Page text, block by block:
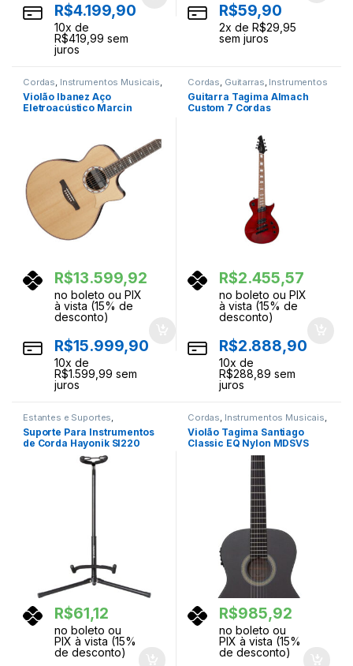
R$4.199,90
10x de
R$419,99 sem
juros
R$59,90
2x de R$29,95
sem juros
Cordas, Instrumentos Musicais,
Violoes
Violão Ibanez Aço
Eletroacústico Marcin
R$13.599,92
no boleto ou PIX
à vista (15% de
desconto)
R$15.999,90
10x de
R$1.599,99 sem
juros
Cordas, Guitarras, Instrumentos
Musicais
Guitarra Tagima Almach
Custom 7 Cordas
R$2.455,57
no boleto ou PIX
à vista (15% de
desconto)
R$2.888,90
10x de
R$288,89 sem
juros
Estantes e Suportes
Instrumentos Musicais
Acessorios
Suporte Para Instrumentos
de Corda Hayonik SI220
R$61,12
no boleto ou
PIX à vista (15%
de desconto)
Cordas Instrumentos Musicais
Violoes
Violão Tagima Santiago
Classic EQ Nylon MDSVS
R$985,92
no boleto ou
PIX à vista (15%
de desconto)